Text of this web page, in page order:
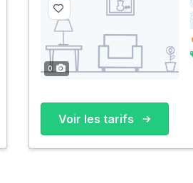
0
Voir les tarifs